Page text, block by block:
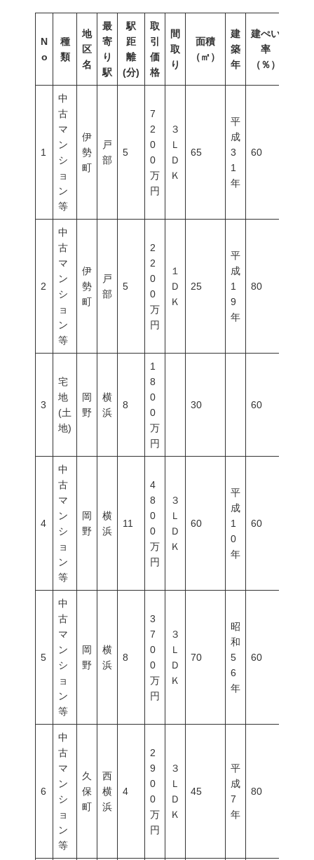
N
o
種
類
地
区
名
最
寄
り
駅
駅
距
離
(分)
取
引
価
格
間
取
り
面積
（㎡）
建
築
年
建ぺい
率
（％）
1
中
古
マ
ン
シ
ョ
ン
等
伊
勢
町
戸
部
5
7
2
0
0
万
円
３
Ｌ
Ｄ
Ｋ
65
平
成
3
1
年
60
2
中
古
マ
ン
シ
ョ
ン
等
伊
勢
町
戸
部
5
2
2
0
0
万
円
１
Ｄ
Ｋ
25
平
成
1
9
年
80
3
宅
地
(土
地)
岡
野
横
浜
8
1
8
0
0
万
円
30 60
4
中
古
マ
ン
シ
ョ
ン
等
岡
野
横
浜
11
4
8
0
0
万
円
３
Ｌ
Ｄ
Ｋ
60
平
成
1
0
年
60
5
中
古
マ
ン
シ
ョ
ン
等
岡
野
横
浜
8
3
7
0
0
万
円
３
Ｌ
Ｄ
Ｋ
70
昭
和
5
6
年
60
6
中
古
マ
ン
シ
ョ
ン
等
久
保
町
西
横
浜
4
2
9
0
0
万
円
３
Ｌ
Ｄ
Ｋ
45
平
成
7
年
80